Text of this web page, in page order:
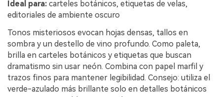
Ideal para: carteles botánicos, etiquetas de velas,
editoriales de ambiente oscuro
Tonos misteriosos evocan hojas densas, tallos en
sombra y un destello de vino profundo. Como paleta,
brilla en carteles botánicos y etiquetas que buscan
dramatismo sin usar neón. Combina con papel marfil y
trazos finos para mantener legibilidad. Consejo: utiliza el
verde-azulado más brillante solo en detalles botánicos
Crea imágenes IA